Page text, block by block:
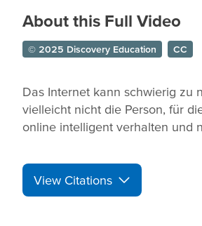
About this Full Video
© 2025 Discovery Education CC
Das Internet kann schwierig zu
vielleicht nicht die Person, für
online intelligent verhalten und
View Citations